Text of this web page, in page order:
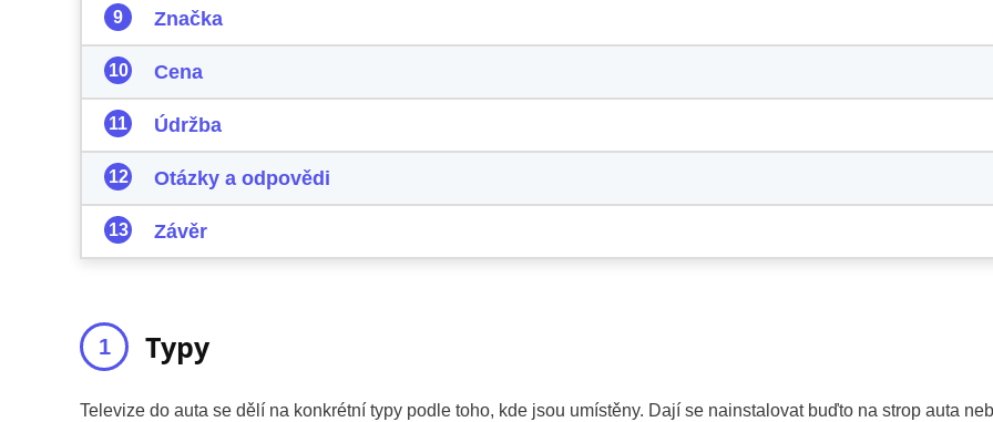
Značka
Cena
Údržba
Otázky a odpovědi
Závěr
Typy
Televize do auta se dělí na konkrétní typy podle toho, kde jsou umístěny. Dají se nainstalovat buďto na strop auta